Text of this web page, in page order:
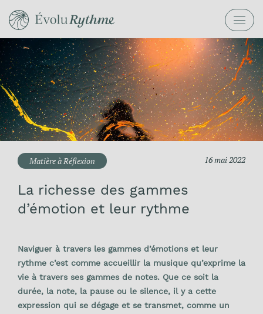
Manifeste
Services
Blogue
Matière à Réflexion 16 mai 2022
La richesse des gammes
d’émotion et leur rythme
Naviguer à travers les gammes d’émotions et leur
rythme c’est comme accueillir la musique qu’exprime la
vie à travers ses gammes de notes. Que ce soit la
durée, la note, la pause ou le silence, il y a cette
expression qui se dégage et se transmet, comme un